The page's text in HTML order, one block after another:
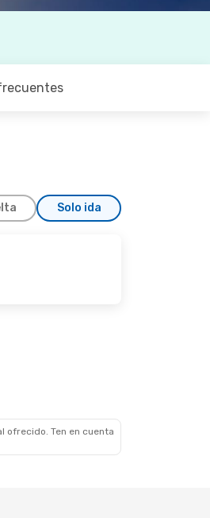
Solo ida
ofrecido. Ten en cuenta